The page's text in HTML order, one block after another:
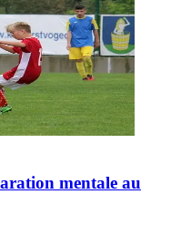
mentale au